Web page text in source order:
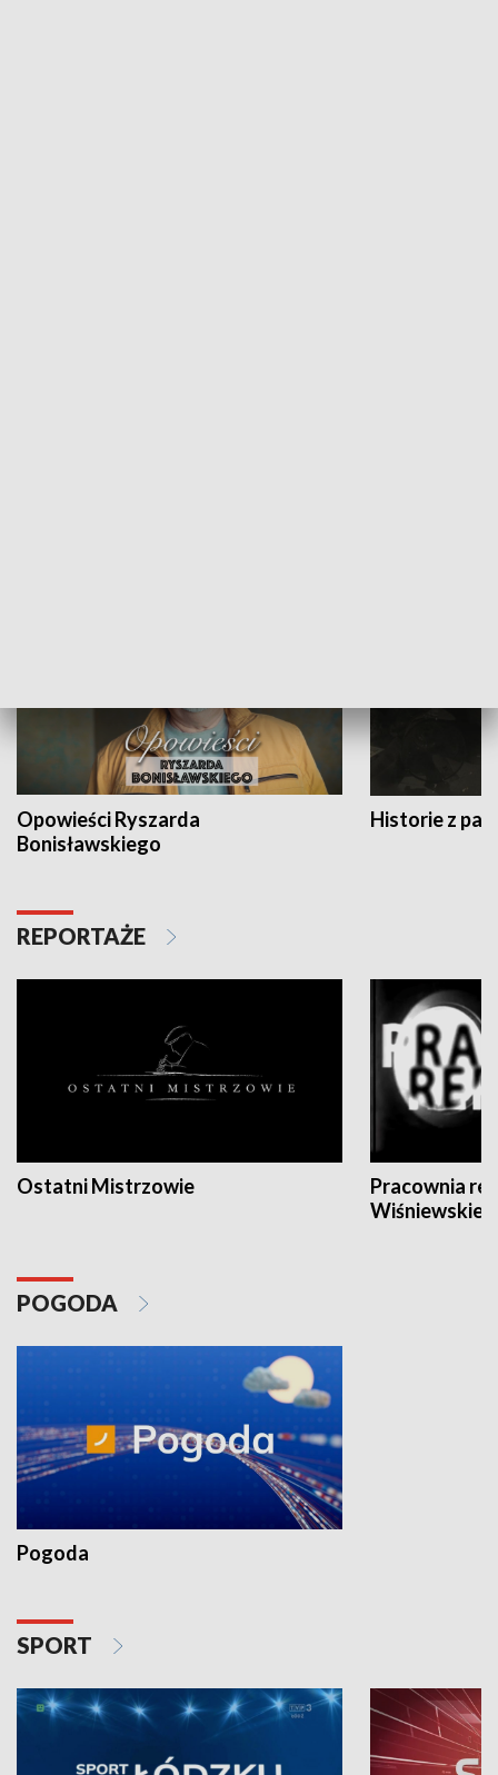
Opowieści Ryszarda
Bonisławskiego
Historie z
REPORTAŻE
Ostatni Mistrzowie
Pracownia
POGODA
Pogoda
SPORT